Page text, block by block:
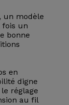
un modèle
fois un
bonne
en
digne
réglage
au fil